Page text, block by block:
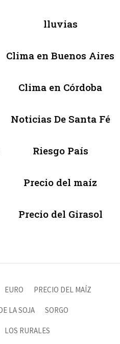
lluvias
Clima en Buenos Aires
Clima en Córdoba
Noticias De Santa Fé
Riesgo País
Precio del maíz
Precio del Girasol
EURO PRECIO DEL MAÍZ
LA SOJA SORGO
LOS RURALES